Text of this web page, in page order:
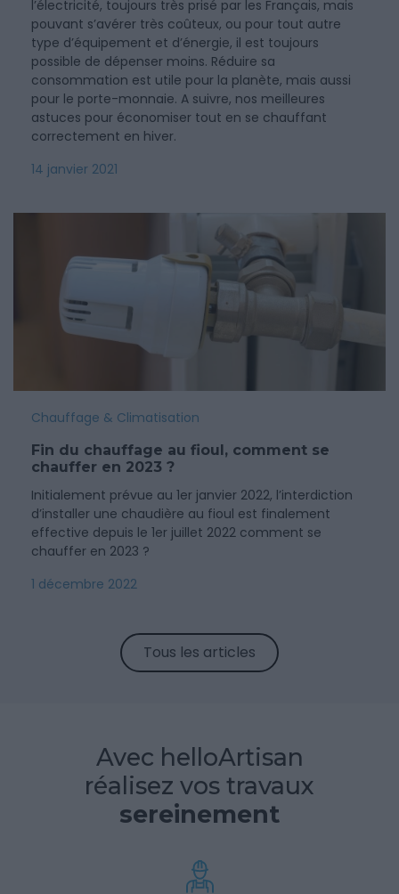
l’électricité, toujours très prisé par les Français, mais
pouvant s’avérer très coûteux, ou pour tout autre
type d’équipement et d’énergie, il est toujours
possible de dépenser moins. Réduire sa
consommation est utile pour la planète, mais aussi
pour le porte-monnaie. A suivre, nos meilleures
astuces pour économiser tout en se chauffant
correctement en hiver.
14 janvier 2021
Chauffage & Climatisation
Fin du chauffage au fioul, comment se
chauffer en 2023 ?
Initialement prévue au 1er janvier 2022, l’interdiction
d’installer une chaudière au fioul est finalement
effective depuis le 1er juillet 2022 comment se
chauffer en 2023 ?
1 décembre 2022
Tous les articles
Avec helloArtisan
réalisez vos travaux
sereinement